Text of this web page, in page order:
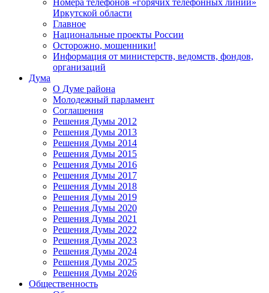
Иркутской области
Главное
Национальные проекты России
Осторожно, мошенники!
Информация от министерств, ведомств, фондов,
организаций
Дума
О Думе района
Молодежный парламент
Соглашения
Решения Думы 2012
Решения Думы 2013
Решения Думы 2014
Решения Думы 2015
Решения Думы 2016
Решения Думы 2017
Решения Думы 2018
Решения Думы 2019
Решения Думы 2020
Решения Думы 2021
Решения Думы 2022
Решения Думы 2023
Решения Думы 2024
Решения Думы 2025
Решения Думы 2026
Общественность